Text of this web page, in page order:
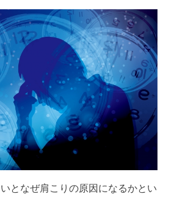
となぜ肩こりの原因になるかとい